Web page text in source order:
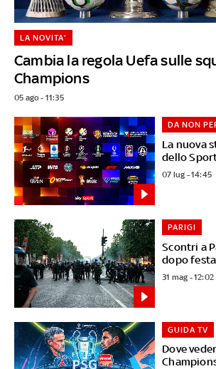
Cambia la regola Uefa sulle
Champions
LA NOVITA'
05 ago - 11:35
La nuova
dello
DA NON
07 lug - 14:45
Scontri a
dopo
PARIGI
31 mag - 12:02
Dove
GUIDA TV